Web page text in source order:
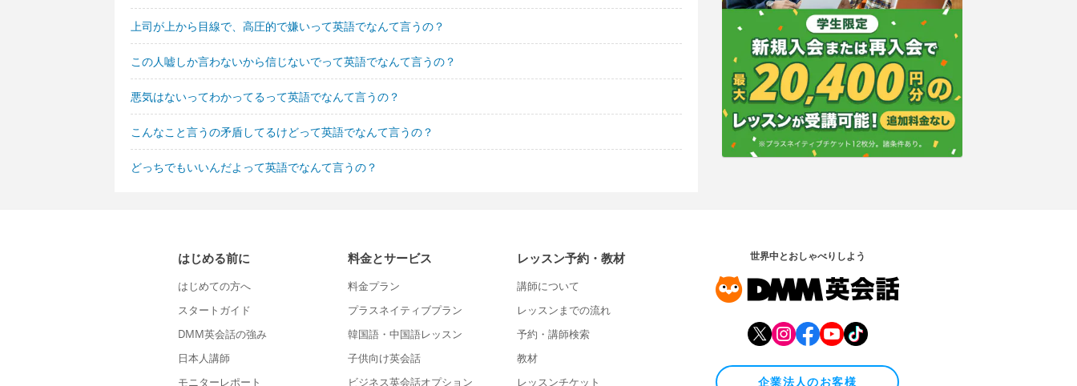
上司が上から目線で、高圧的で嫌いって英語でなんて言うの？
この人嘘しか言わないから信じないでって英語でなんて言うの？
悪気はないってわかってるって英語でなんて言うの？
こんなこと言うの矛盾してるけどって英語でなんて言うの？
どっちでもいいんだよって英語でなんて言うの？
はじめる前に
はじめての方へ
スタートガイド
DMM英会話の強み
日本人講師
モニターレポート
料金とサービス
料金プラン
プラスネイティブプラン
韓国語・中国語レッスン
子供向け英会話
ビジネス英会話オプション
レッスン予約・教材
講師について
レッスンまでの流れ
予約・講師検索
教材
レッスンチケット
世界中とおしゃべりしよう
企業法人のお客様